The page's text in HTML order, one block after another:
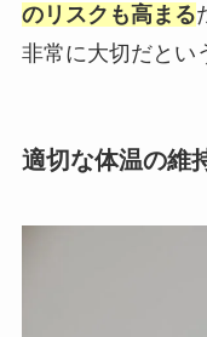
のリスクも高まる
非常に大切だとい
適切な体温の維